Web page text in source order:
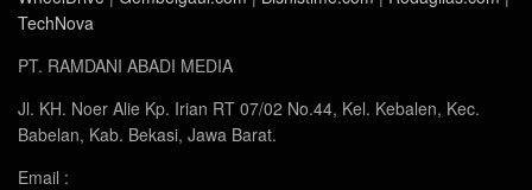
TechNova
PT. RAMDANI ABADI MEDIA
Jl. KH. Noer Alie Kp. Irian RT 07/02 No.44, Kel. Kebalen, Kec.
Babelan, Kab. Bekasi, Jawa Barat.
Email :